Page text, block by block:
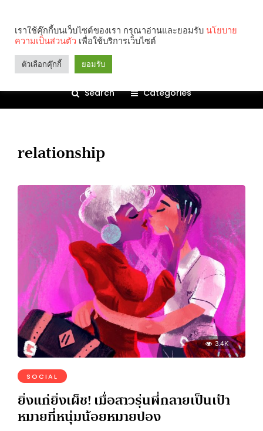
Search Categories
relationship
3.4K
SOCIAL
ยิ่งแก่ยิ่งเผ็ช! เมื่อสาวรุ่นพี่กลายเป็นเป้า
หมายที่หนุ่มน้อยหมายปอง
เราใช้คุ๊กกี้บนเว็บไซต์ของเรา กรุณาอ่านและยอมรับ นโยบาย
ความเป็นส่วนตัว เพื่อใช้บริการเว็บไซต์
ตัวเลือกคุ๊กกี้ ยอมรับ